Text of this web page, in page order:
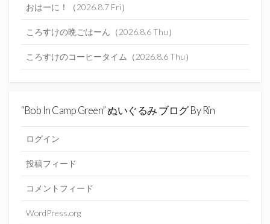
おはーに！（2026.8.7 Fri）
ころすけの晩ごはーん（2026.8.6 Thu）
ころすけのコーヒータイム（2026.8.6 Thu）
“Bob In Camp Green” ぬいぐるみ ブログ By Rin
ログイン
投稿フィード
コメントフィード
WordPress.org